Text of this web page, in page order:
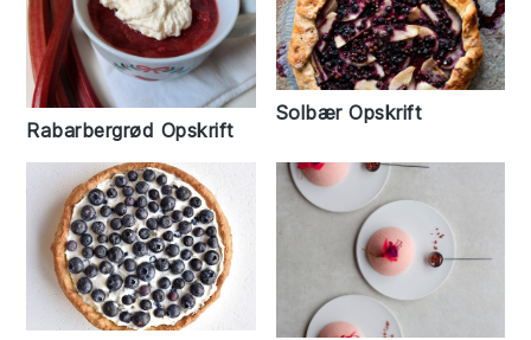
Rabarbergrød Opskrift
Solbær Opskrift